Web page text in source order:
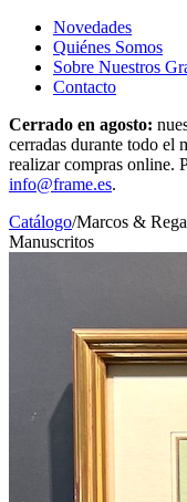
Novedades
Quiénes Somos
Sobre Nuestros
Contacto
Cerrado en agosto:
cerradas durante todo el
realizar compras online.
info@frame.es.
Catálogo/Marcos &
Manuscritos